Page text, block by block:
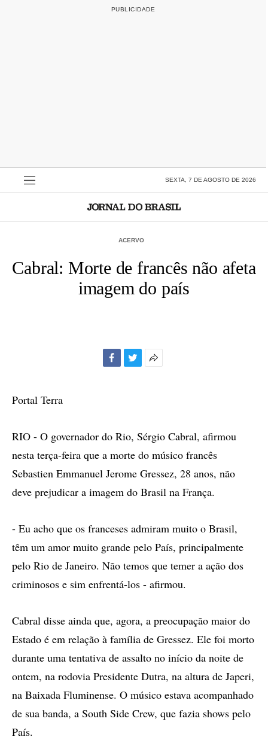
SEXTA, 7 DE AGOSTO DE 2026
ACERVO
Cabral: Morte de francês não afeta
imagem do país
Portal Terra
RIO - O governador do Rio, Sérgio Cabral, afirmou
nesta terça-feira que a morte do músico francês
Sebastien Emmanuel Jerome Gressez, 28 anos, não
deve prejudicar a imagem do Brasil na França.
- Eu acho que os franceses admiram muito o Brasil,
têm um amor muito grande pelo País, principalmente
pelo Rio de Janeiro. Não temos que temer a ação dos
criminosos e sim enfrentá-los - afirmou.
Cabral disse ainda que, agora, a preocupação maior do
Estado é em relação à família de Gressez. Ele foi morto
durante uma tentativa de assalto no início da noite de
ontem, na rodovia Presidente Dutra, na altura de Japeri,
na Baixada Fluminense. O músico estava acompanhado
de sua banda, a South Side Crew, que fazia shows pelo
País.